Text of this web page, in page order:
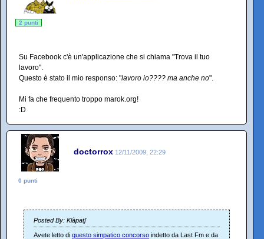
2 punti
Su Facebook c'è un'applicazione che si chiama "Trova il tuo
lavoro".
Questo è stato il mio responso: "lavoro io???? ma anche no".
Mi fa che frequento troppo marok.org!
:D
doctorrox 12/11/2009, 22:29
0 punti
Posted By: Klàpatʃ
Avete letto di questo simpatico concorso indetto da Last Fm e da